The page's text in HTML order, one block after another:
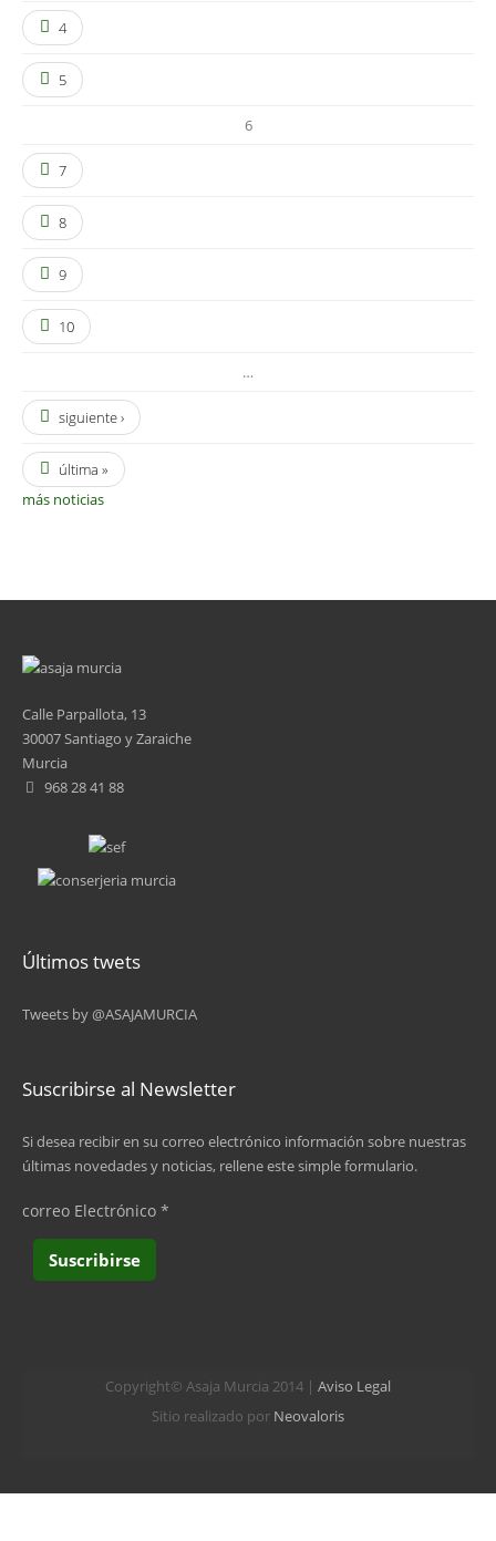
4
5
6
7
8
9
10
…
siguiente ›
última »
más noticias
Calle Parpallota, 13
30007 Santiago y Zaraiche
Murcia
968 28 41 88
Últimos twets
Tweets by @ASAJAMURCIA
Suscribirse al Newsletter
Si desea recibir en su correo electrónico información sobre nuestras
últimas novedades y noticias, rellene este simple formulario.
correo Electrónico *
Copyright© Asaja Murcia 2014 | Aviso Legal
Sitio realizado por Neovaloris